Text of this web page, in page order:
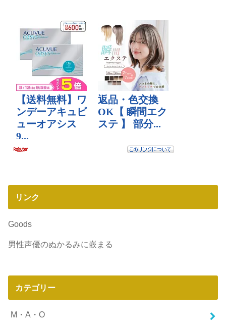
リンク
Goods
男性声優のぬかるみに嵌まる
カテゴリー
M・A・O